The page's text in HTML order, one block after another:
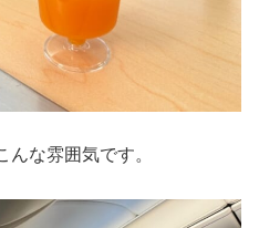
んな雰囲気です。